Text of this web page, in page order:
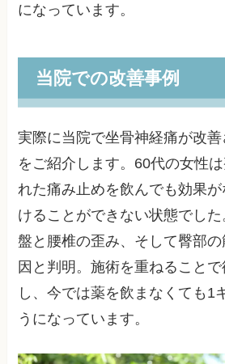
になっています。
当院での改善事例
実際に当院で坐骨神経痛が改
をご紹介します。60代の女性
れた痛み止めを飲んでも効果
けることができない状態でし
盤と腰椎の歪み、そして臀部
因と判明。施術を重ねること
し、今では薬を飲まなくても1
うになっています。